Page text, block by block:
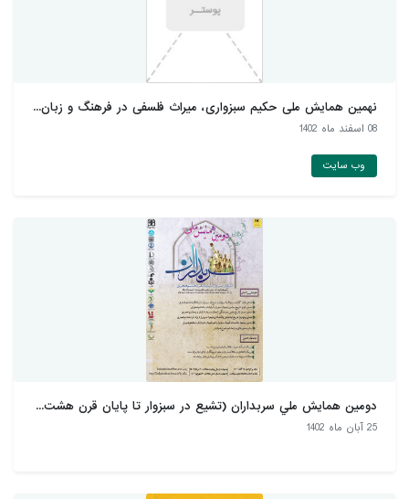
نهمین همایش ملی حکیم سبزواری، میراث فلسفی در فرهنگ و زبان...
08 اسفند ماه 1402
وب سایت
دومين همايش ملي سربداران (تشيع در سبزوار تا پايان قرن هشت...
25 آبان ماه 1402